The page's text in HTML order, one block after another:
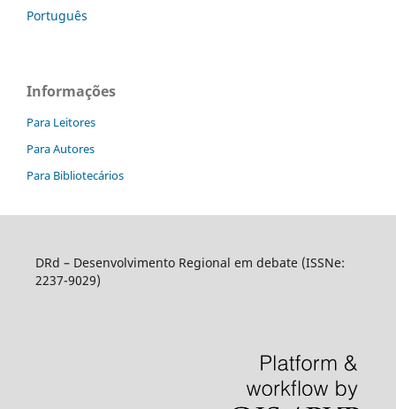
Português
Informações
Para Leitores
Para Autores
Para Bibliotecários
DRd – Desenvolvimento Regional em debate (ISSNe:
2237-9029)